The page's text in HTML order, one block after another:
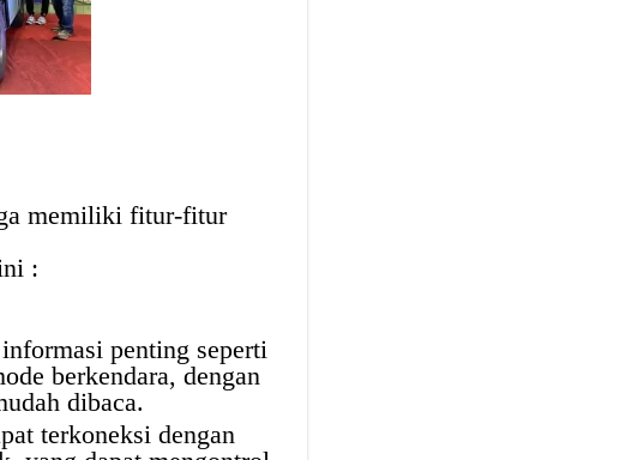
memiliki fitur-fitur
:
penting seperti
berkendara, dengan
dibaca.
terkoneksi dengan